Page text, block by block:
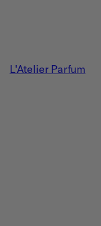
L'Atelier Parfum